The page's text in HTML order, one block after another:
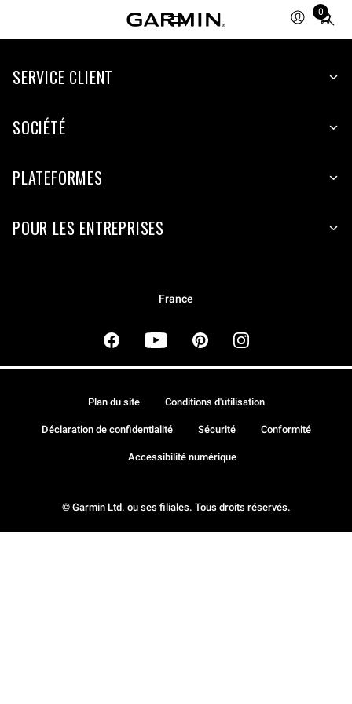
0
Total
SERVICE CLIENT
SOCIÉTÉ
PLATEFORMES
POUR LES ENTREPRISES
France
© Garmin Ltd. ou ses filiales. Tous droits réservés.
Plan du site Conditions d'utilisation
Déclaration de confidentialité Sécurité Conformité
Accessibilité numérique